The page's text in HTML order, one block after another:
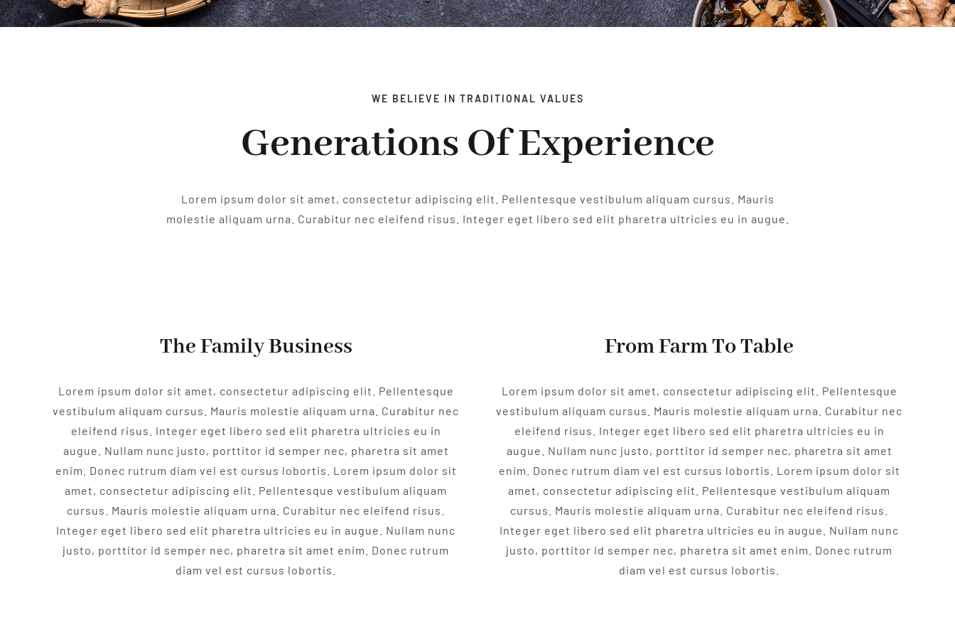
WE BELIEVE IN TRADITIONAL VALUES
Generations Of Experience
Lorem ipsum dolor sit amet, consectetur adipiscing elit. Pellentesque vestibulum aliquam cursus. Mauris
molestie aliquam urna. Curabitur nec eleifend risus. Integer eget libero sed elit pharetra ultricies eu in augue.
The Family Business
Lorem ipsum dolor sit amet, consectetur adipiscing elit. Pellentesque
vestibulum aliquam cursus. Mauris molestie aliquam urna. Curabitur nec
eleifend risus. Integer eget libero sed elit pharetra ultricies eu in
augue. Nullam nunc justo, porttitor id semper nec, pharetra sit amet
enim. Donec rutrum diam vel est cursus lobortis. Lorem ipsum dolor sit
amet, consectetur adipiscing elit. Pellentesque vestibulum aliquam
cursus. Mauris molestie aliquam urna. Curabitur nec eleifend risus.
Integer eget libero sed elit pharetra ultricies eu in augue. Nullam nunc
justo, porttitor id semper nec, pharetra sit amet enim. Donec rutrum
diam vel est cursus lobortis.
From Farm To Table
Lorem ipsum dolor sit amet, consectetur adipiscing elit. Pellentesque
vestibulum aliquam cursus. Mauris molestie aliquam urna. Curabitur nec
eleifend risus. Integer eget libero sed elit pharetra ultricies eu in
augue. Nullam nunc justo, porttitor id semper nec, pharetra sit amet
enim. Donec rutrum diam vel est cursus lobortis. Lorem ipsum dolor sit
amet, consectetur adipiscing elit. Pellentesque vestibulum aliquam
cursus. Mauris molestie aliquam urna. Curabitur nec eleifend risus.
Integer eget libero sed elit pharetra ultricies eu in augue. Nullam nunc
justo, porttitor id semper nec, pharetra sit amet enim. Donec rutrum
diam vel est cursus lobortis.